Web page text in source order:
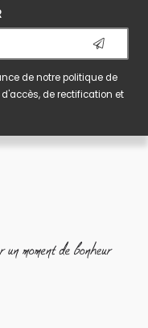
de notrepolitique de
de rectification et